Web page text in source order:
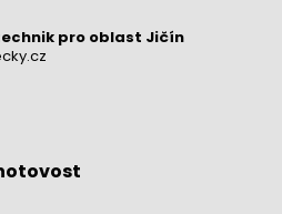
pro oblast Jičín